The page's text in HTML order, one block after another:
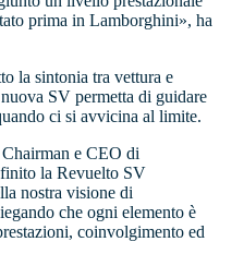
prima in Lamborghini», ha
la sintonia tra vettura e
SV permetta di guidare
ci si avvicina al limite.
Chairman e CEO di
la Revuelto SV
nostra visione di
che ogni elemento è
coinvolgimento ed